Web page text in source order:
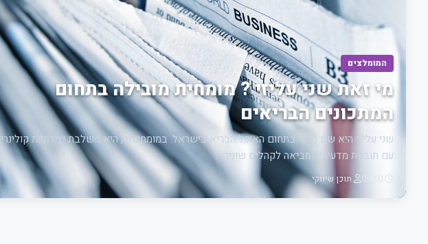
המומלצים
מי זאת שני עליזי ? מומחית מובילה בתחום
המתכונים הבריאים
שני עליזי היא שם מוכר בתחום האוכל הבריא בישראל. במומחיותה, היא משלבת יצירתיות קולינרית
עם תובנות מדעיות, ומביאה לקהלים שונים…
תוכן שיווקי